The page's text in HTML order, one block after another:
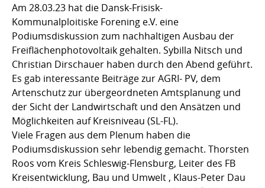
Am 28.03.23 hat die Dansk-Frisisk-
Kommunalploitiske Forening e.V. eine
Podiumsdiskussion zum nachhaltigen Ausbau der
Freiflächenphotovoltaik gehalten. Sybilla Nitsch und
Christian Dirschauer haben durch den Abend geführt.
Es gab interessante Beiträge zur AGRI- PV, dem
Artenschutz zur übergeordneten Amtsplanung und
der Sicht der Landwirtschaft und den Ansätzen und
Möglichkeiten auf Kreisniveau (SL-FL).
Viele Fragen aus dem Plenum haben die
Podiumsdiskussion sehr lebendig gemacht. Thorsten
Roos vom Kreis Schleswig-Flensburg, Leiter des FB
Kreisentwicklung, Bau und Umwelt , Klaus-Peter Dau